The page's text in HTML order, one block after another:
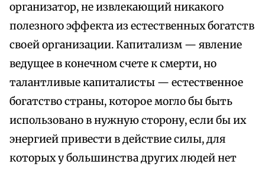
организатор, не извлекающий никакого
полезного эффекта из естественных богатств
своей организации. Капитализм — явление
ведущее в конечном счете к смерти, но
талантливые капиталисты — естественное
богатство страны, которое могло бы быть
использовано в нужную сторону, если бы их
энергией привести в действие силы, для
которых у большинства других людей нет